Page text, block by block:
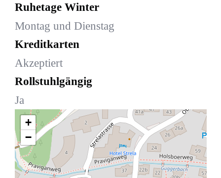
Ruhetage Winter
Montag und Dienstag
Kreditkarten
Akzeptiert
Rollstuhlgängig
Ja
+
−